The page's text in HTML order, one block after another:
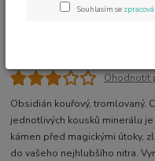
Ohodnotit
Obsidián kouřový, tromlovaný.
jednotlivých kousků minerálu
kámen před magickými útoky,
do vašeho nejhlubšího nitra.
Souhlasím se